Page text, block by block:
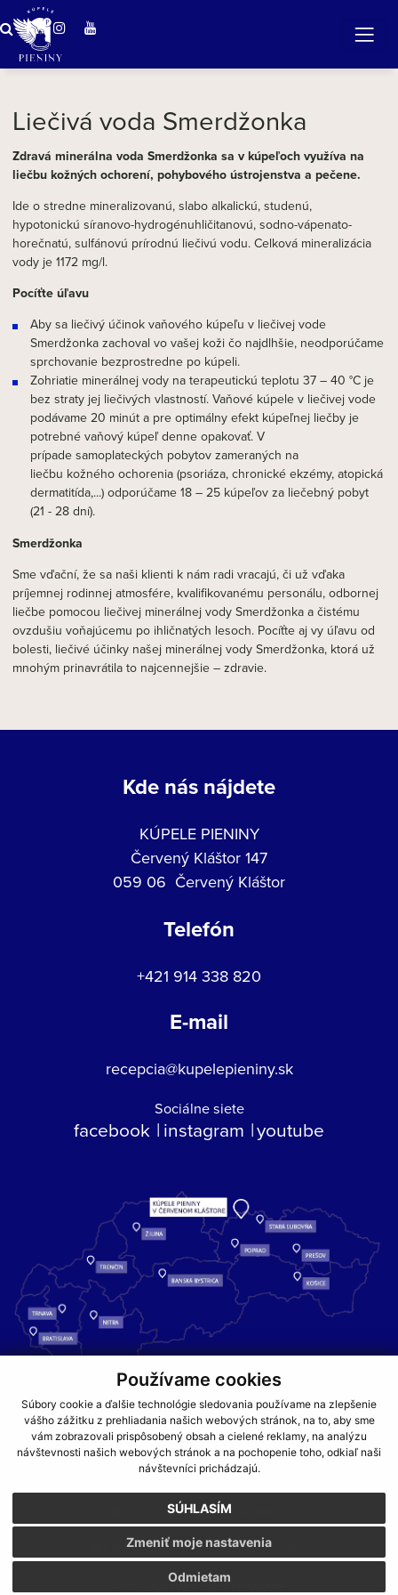
Používame cookies
Súbory cookie a ďalšie technológie sledovania používame na zlepšenie
vášho zážitku z prehliadania našich webových stránok, na to, aby sme
vám zobrazovali prispôsobený obsah a cielené reklamy, na analýzu
návštevnosti našich webových stránok a na pochopenie toho, odkiaľ naši
návštevníci prichádzajú.
SÚHLASÍM
Odmietam
Zmeniť moje nastavenia
Zázračná voda v Pieninách
Liečivá voda Smerdžonka
Zdravá minerálna voda Smerdžonka sa v kúpeľoch využíva na
liečbu kožných ochorení, pohybového ústrojenstva a pečene.
Ide o stredne mineralizovanú, slabo alkalickú, studenú,
hypotonickú síranovo-hydrogénuhličitanovú, sodno-vápenato-
horečnatú, sulfánovú prírodnú liečivú vodu. Celková mineralizácia
vody je 1172 mg/l.
Pocíťte úľavu
Aby sa liečivý účinok vaňového kúpeľu v liečivej vode
Smerdžonka zachoval vo vašej koži čo najdlhšie, neodporúčame
sprchovanie bezprostredne po kúpeli.
Zohriatie minerálnej vody na terapeutickú teplotu 37 – 40 °C je
bez straty jej liečivých vlastností. Vaňové kúpele v liečivej vode
podávame 20 minút a pre optimálny efekt kúpeľnej liečby je
potrebné vaňový kúpeľ denne opakovať. V
prípade samoplateckých pobytov zameraných na
liečbu kožného ochorenia (psoriáza, chronické ekzémy, atopická
dermatitída,...) odporúčame 18 – 25 kúpeľov za liečebný pobyt
(21 - 28 dní).
Smerdžonka
Sme vďační, že sa naši klienti k nám radi vracajú, či už vďaka
príjemnej rodinnej atmosfére, kvalifikovanému personálu, odbornej
liečbe pomocou liečivej minerálnej vody Smerdžonka a čistému
ovzdušiu voňajúcemu po ihličnatých lesoch. Pocíťte aj vy úľavu od
bolesti, liečivé účinky našej minerálnej vody Smerdžonka, ktorá už
mnohým prinavrátila to najcennejšie – zdravie.
Kde nás nájdete
KÚPELE PIENINY
Červený Kláštor 147
059 06 Červený Kláštor
Telefón
+421 914 338 820
E-mail
recepcia@kupelepieniny.sk
Sociálne siete
facebook instagram youtube
Kúpele Pieniny – miesto, kde sa príroda stretáva s liečivou silou
vody a oddychom pre telo aj dušu.
GDPR COOKIES PARTNERI
JEDÁLNY LÍSTOK
CENNÍKY
NA ZAČIATOK STRÁNKY
WEBDESIGN WEBEX.DIGITAL
REZERVOVAŤ UBYTOVANIE